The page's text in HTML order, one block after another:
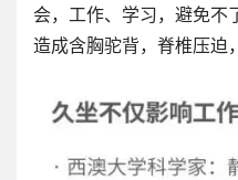
会，工作、学习，避免不
造成含胸驼背，脊椎压迫